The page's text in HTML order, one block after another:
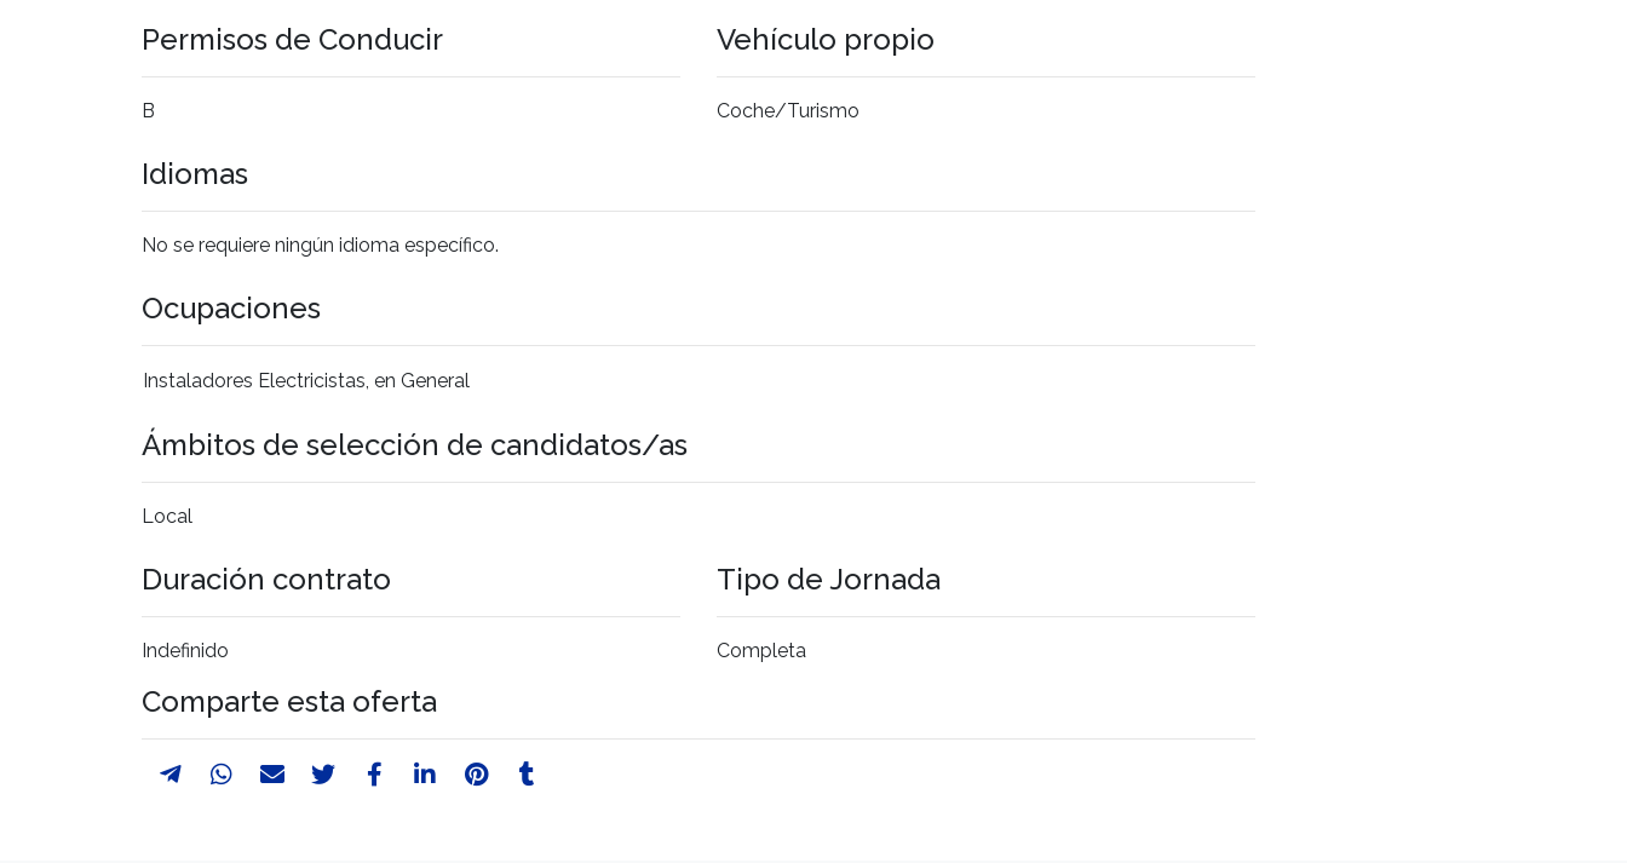
Permisos de Conducir
B
Vehículo propio
Coche/Turismo
Idiomas
No se requiere ningún idioma específico.
Ocupaciones
Instaladores Electricistas, en General
Ámbitos de selección de candidatos/as
Local
Duración contrato
Indefinido
Tipo de Jornada
Completa
Comparte esta oferta